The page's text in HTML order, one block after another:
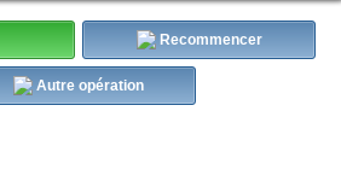
Recommencer
Autre opération